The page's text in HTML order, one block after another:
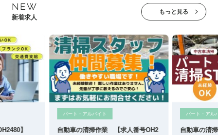
NEW
新着求人
もっと見る
】
パート・アルバイト
自動車の清掃作業 【求人番号OH2
パート・アル
自動車の清